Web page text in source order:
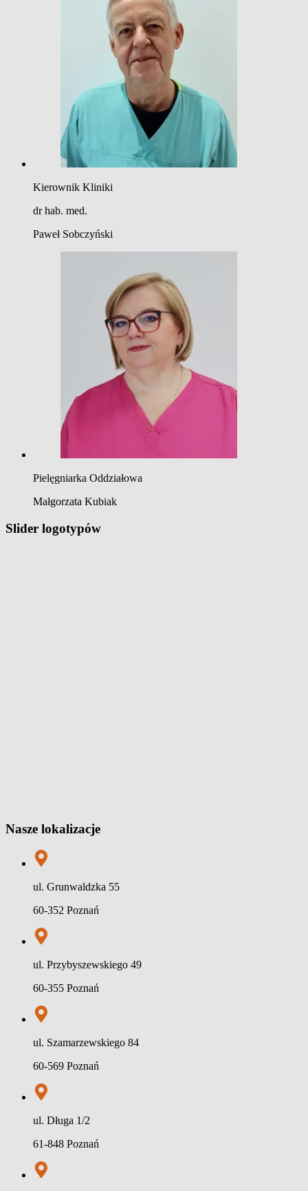
Kierownik Kliniki
dr hab. med.
Paweł Sobczyński
Pielęgniarka Oddziałowa
Małgorzata Kubiak
Slider logotypów
Nasze lokalizacje
ul. Grunwaldzka 55
60-352 Poznań
ul. Przybyszewskiego 49
60-355 Poznań
ul. Szamarzewskiego 84
60-569 Poznań
ul. Długa 1/2
61-848 Poznań